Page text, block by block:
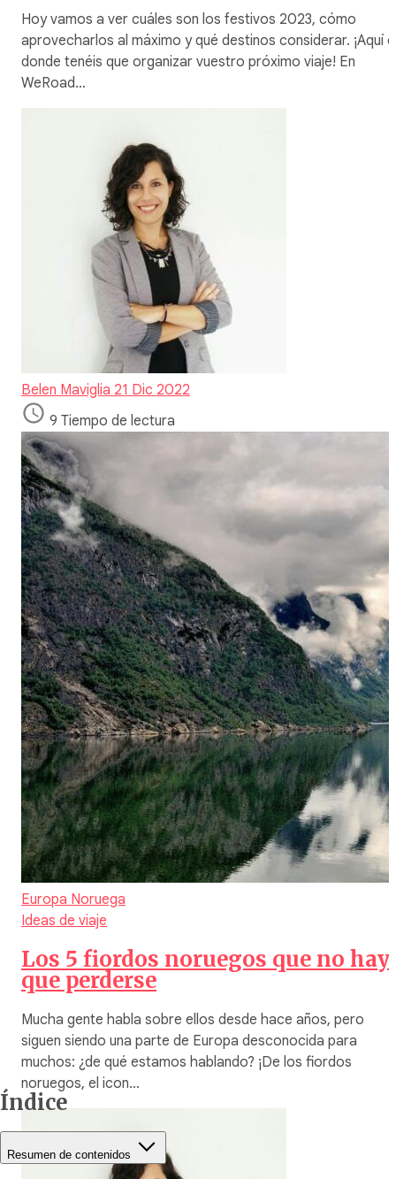
Índice
Resumen de contenidos
Hoy vamos a ver cuáles son los festivos 2023, cómo
aprovecharlos al máximo y qué destinos considerar. ¡Aquí
donde tenéis que organizar vuestro próximo viaje! En
WeRoad…
Belen Maviglia 21 Dic 2022
9 Tiempo de lectura
Europa Noruega
Ideas de viaje
Los 5 fiordos noruegos que no hay
que perderse
Mucha gente habla sobre ellos desde hace años, pero
siguen siendo una parte de Europa desconocida para
muchos: ¿de qué estamos hablando? ¡De los fiordos
noruegos, el icon…